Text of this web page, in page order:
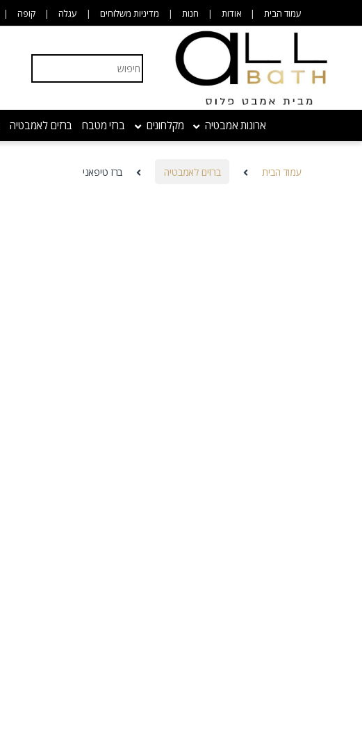
עמוד הבית אודות חנות מדיניות משלוחים עגלה קופה
Search for:
ארונות אמבטיה מקלחונים ברזי מטבח ברזים לאמבטיה
עמוד הבית ברזים לאמבטיה ברז טיפאני